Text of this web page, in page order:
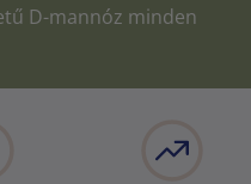
D-mannóz minden